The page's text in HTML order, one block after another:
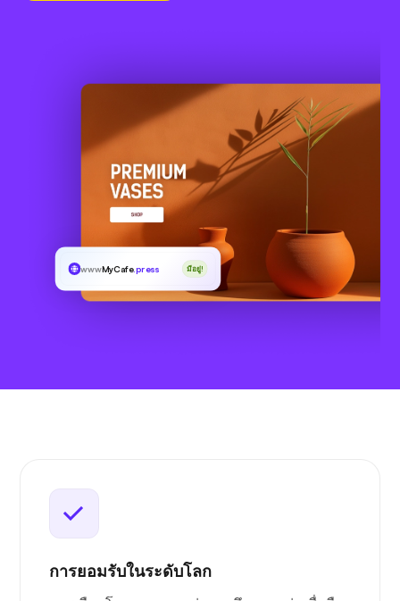
wwwMyCafe.press มีอยู่!
การยอมรับในระดับโลก